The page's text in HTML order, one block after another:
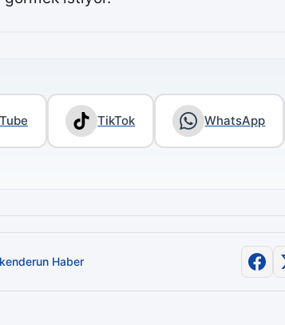
TikTok WhatsApp
Haber